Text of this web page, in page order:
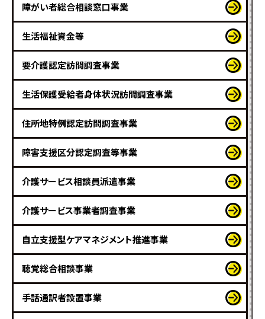
障がい者総合相談窓口事業
生活福祉資金等
要介護認定訪問調査事業
生活保護受給者身体状況訪問調査事業
住所地特例認定訪問調査事業
障害支援区分認定調査等事業
介護サービス相談員派遣事業
介護サービス事業者調査事業
自立支援型ケアマネジメント推進事業
聴覚総合相談事業
手話通訳者設置事業